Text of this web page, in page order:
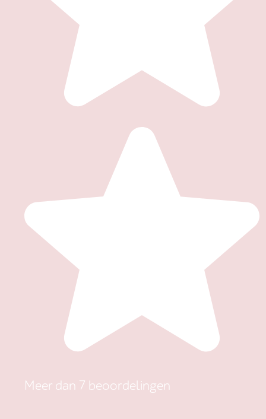
Meer dan 7 beoordelingen